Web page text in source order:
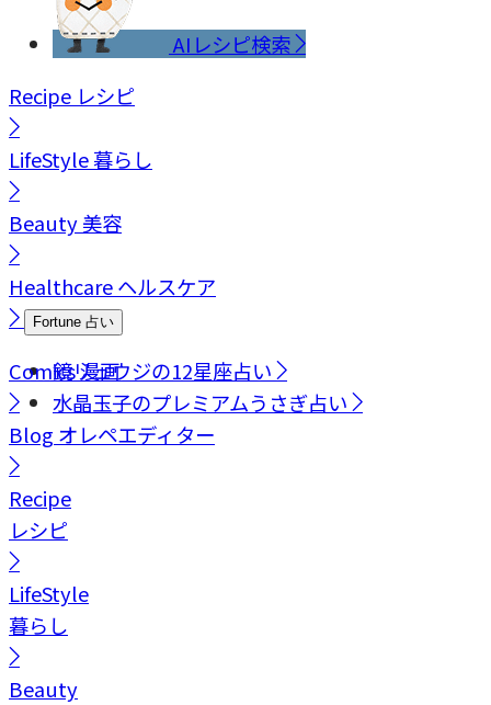
AIレシピ検索
Recipe レシピ
LifeStyle暮らし
Beauty美容
Healthcareヘルスケア
Fortune 占い
鏡リュウジの12星座占い
水晶玉子のプレミアムうさぎ占い
Comics漫画
Blog オレペエディター
Recipe
レシピ
LifeStyle
暮らし
Beauty